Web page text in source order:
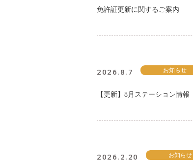
免許証更新に関するご案内
2026.8.7 お知らせ
【更新】8月ステーション情報
2026.2.20 お知らせ